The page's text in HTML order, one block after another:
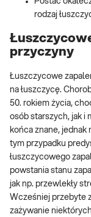
rodzaj
przyczyny
Łuszczycowe
na łuszczycę.
50. rokiem życia,
osób starszych, jak i
końca znane,
tym przypadku
łuszczycowego
powstania stanu
jak np. przewlekły
Wcześniej przebyte
zażywanie